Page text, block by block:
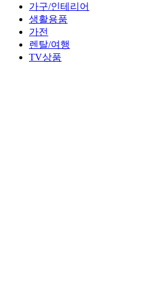
가구/인테리어
생활용품
가전
렌탈/여행
TV상품